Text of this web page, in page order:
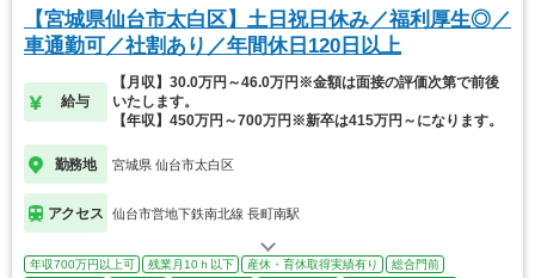
【宮城県仙台市太白区】土日祝日休み／福利厚生◎／
車通勤可／社割あり／年間休日120日以上
給与
【月収】30.0万円～46.0万円※金額は面接の評価次第で前後
いたします。
【年収】450万円～700万円※新卒は415万円～になります。
勤務地 宮城県 仙台市太白区
アクセス 仙台市営地下鉄南北線 長町南駅
年収700万円以上可 残業月10ｈ以下 産休・育休取得実績有り
総合門前